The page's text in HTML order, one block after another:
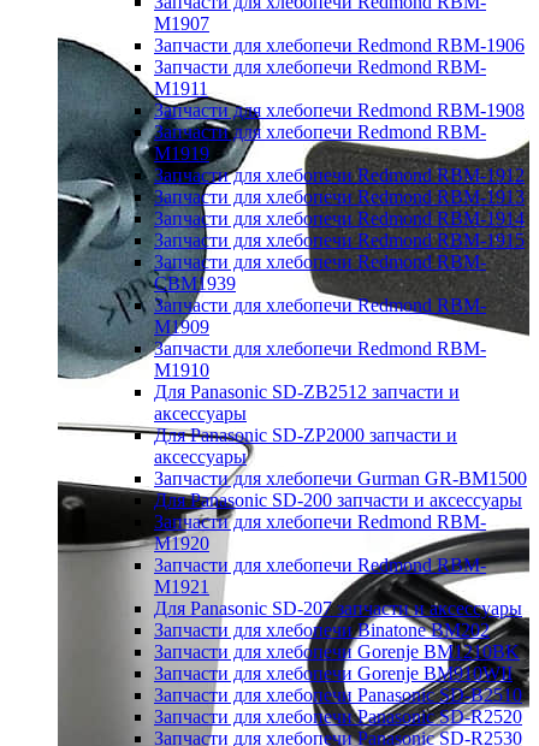
M1907
Запчасти для хлебопечи Redmond RBM-1906
Запчасти для хлебопечи Redmond RBM-
M1911
Запчасти для хлебопечи Redmond RBM-1908
Запчасти для хлебопечи Redmond RBM-
M1919
Запчасти для хлебопечи Redmond RBM-1912
Запчасти для хлебопечи Redmond RBM-1913
Запчасти для хлебопечи Redmond RBM-1914
Запчасти для хлебопечи Redmond RBM-1915
Запчасти для хлебопечи Redmond RBM-
CBM1939
Запчасти для хлебопечи Redmond RBM-
M1909
Запчасти для хлебопечи Redmond RBM-
M1910
Для Panasonic SD-ZB2512 запчасти и
аксессуары
Для Panasonic SD-ZP2000 запчасти и
аксессуары
Запчасти для хлебопечи Gurman GR-BM1500
Для Panasonic SD-200 запчасти и аксессуары
Запчасти для хлебопечи Redmond RBM-
M1920
Запчасти для хлебопечи Redmond RBM-
M1921
Для Panasonic SD-207 запчасти и аксессуары
Запчасти для хлебопечи Binatone BM202
Запчасти для хлебопечи Gorenje BM1210BK
Запчасти для хлебопечи Gorenje BM910WII
Запчасти для хлебопечи Panasonic SD-B2510
Запчасти для хлебопечи Panasonic SD-R2520
Запчасти для хлебопечи Panasonic SD-R2530